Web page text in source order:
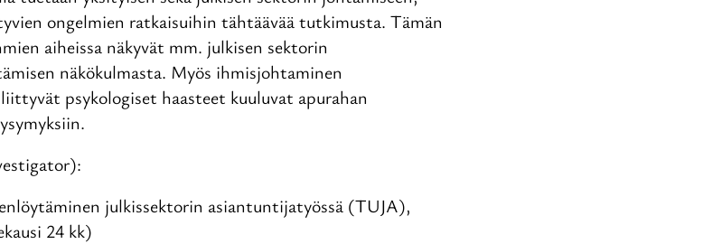
ongelmien ratkaisuihin tähtäävää tutkimusta. Tämän
aiheissa näkyvät mm. julkisen sektorin
näkökulmasta. Myös ihmisjohtaminen
psykologiset haasteet kuuluvat apurahan
julkissektorin asiantuntijatyössä (TUJA),
24 kk)